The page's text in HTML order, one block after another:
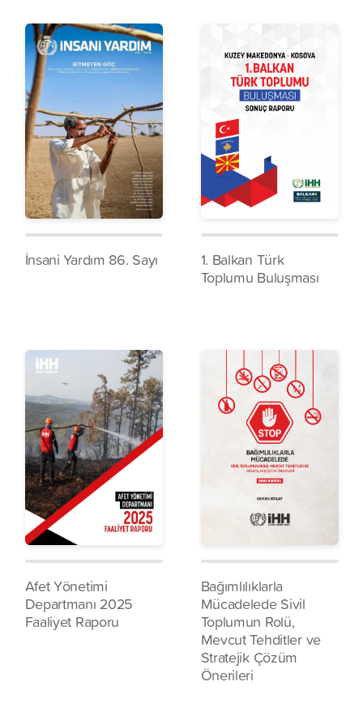
İnsani Yardım 86. Sayı
1. Balkan Türk
Toplumu Buluşması
Afet Yönetimi
Departmanı 2025
Faaliyet Raporu
Bağımlılıklarla
Mücadelede Sivil
Toplumun Rolü,
Mevcut Tehditler ve
Stratejik Çözüm
Önerileri